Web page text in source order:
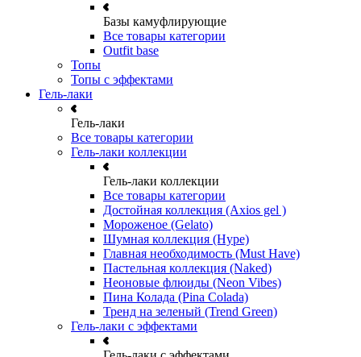
Базы камуфлирующие
Все товары категории
Outfit base
Топы
Топы с эффектами
Гель-лаки
Гель-лаки
Все товары категории
Гель-лаки коллекции
Гель-лаки коллекции
Все товары категории
Достойная коллекция (Axios gel )
Мороженое (Gelato)
Шумная коллекция (Hype)
Главная необходимость (Must Have)
Пастельная коллекция (Naked)
Неоновые флюиды (Neon Vibes)
Пина Колада (Pina Colada)
Тренд на зеленый (Trend Green)
Гель-лаки с эффектами